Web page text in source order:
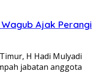
Ajak Perangi
H Hadi Mulyadi
jabatan anggota